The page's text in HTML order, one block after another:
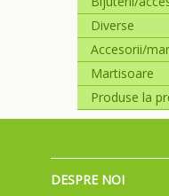
Diverse
Accesorii/
Martisoare
Produse la
DESPRE NOI